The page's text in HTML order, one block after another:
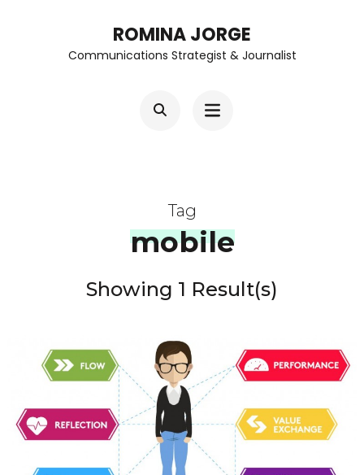
ROMINA JORGE
Communications Strategist & Journalist
Tag
mobile
Showing 1 Result(s)